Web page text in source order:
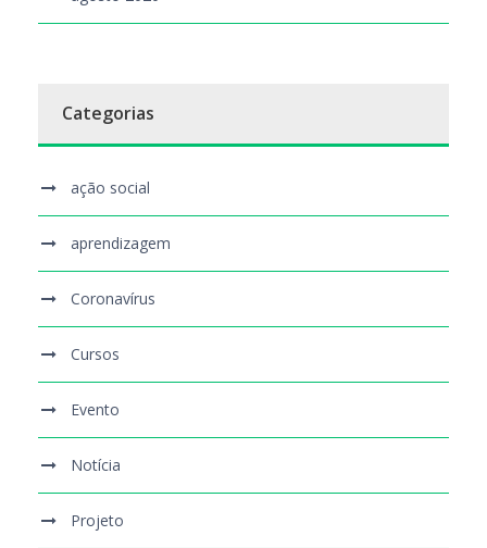
Categorias
ação social
aprendizagem
Coronavírus
Cursos
Evento
Notícia
Projeto